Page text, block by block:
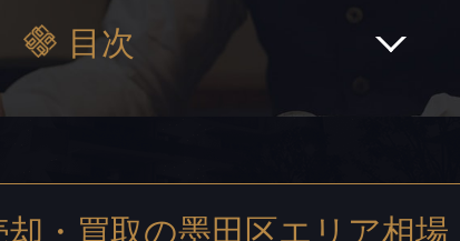
目次
・買取の墨田区エリア相場